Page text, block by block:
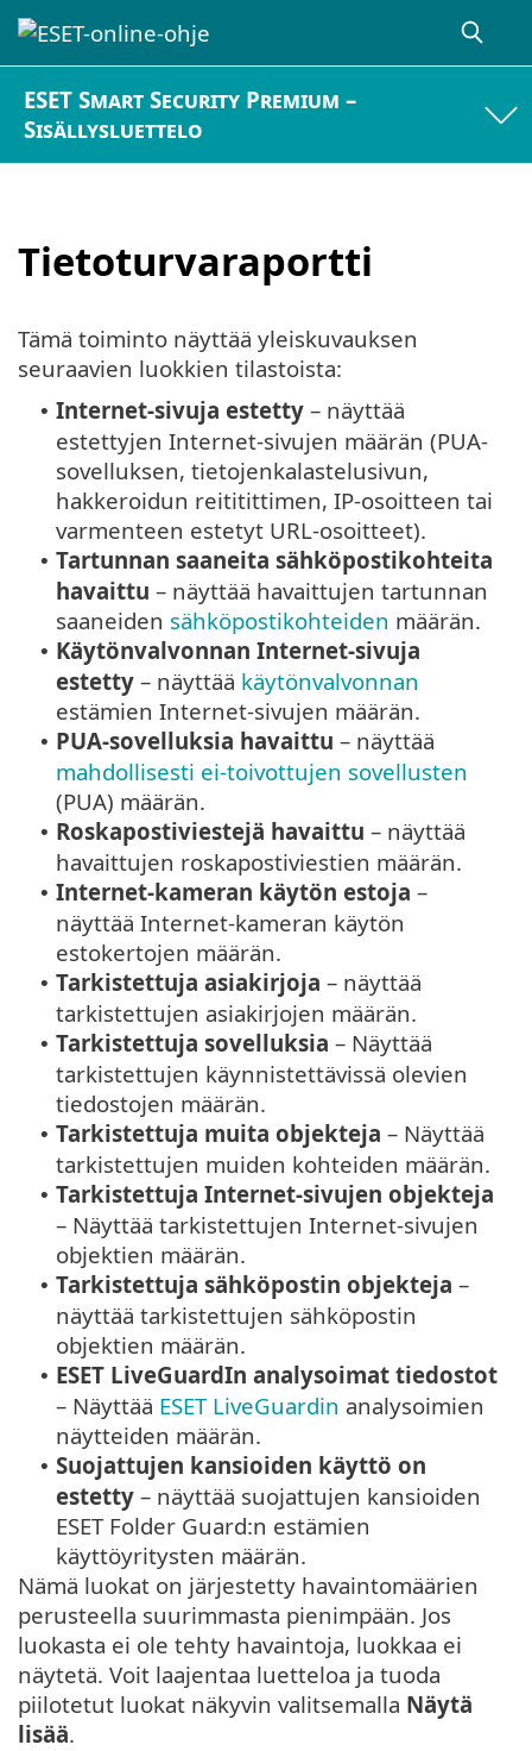
ESET Smart Security Premium –
Sisällysluettelo
Tietoturvaraportti
Tämä toiminto näyttää yleiskuvauksen
seuraavien luokkien tilastoista:
• Internet-sivuja estetty – näyttää
estettyjen Internet-sivujen määrän (PUA-
sovelluksen, tietojenkalastelusivun,
hakkeroidun reititittimen, IP-osoitteen tai
varmenteen estetyt URL-osoitteet).
• Tartunnan saaneita sähköpostikohteita
havaittu – näyttää havaittujen tartunnan
saaneiden sähköpostikohteiden määrän.
• Käytönvalvonnan Internet-sivuja
estetty – näyttää käytönvalvonnan
estämien Internet-sivujen määrän.
• PUA-sovelluksia havaittu – näyttää
mahdollisesti ei-toivottujen sovellusten
(PUA) määrän.
• Roskapostiviestejä havaittu – näyttää
havaittujen roskapostiviestien määrän.
• Internet-kameran käytön estoja –
näyttää Internet-kameran käytön
estokertojen määrän.
• Tarkistettuja asiakirjoja – näyttää
tarkistettujen asiakirjojen määrän.
• Tarkistettuja sovelluksia – Näyttää
tarkistettujen käynnistettävissä olevien
tiedostojen määrän.
• Tarkistettuja muita objekteja – Näyttää
tarkistettujen muiden kohteiden määrän.
• Tarkistettuja Internet-sivujen objekteja
– Näyttää tarkistettujen Internet-sivujen
objektien määrän.
• Tarkistettuja sähköpostin objekteja –
näyttää tarkistettujen sähköpostin
objektien määrän.
• ESET LiveGuardIn analysoimat tiedostot
– Näyttää ESET LiveGuardin analysoimien
näytteiden määrän.
• Suojattujen kansioiden käyttö on
estetty – näyttää suojattujen kansioiden
ESET Folder Guard:n estämien
käyttöyritysten määrän.
Nämä luokat on järjestetty havaintomäärien
perusteella suurimmasta pienimpään. Jos
luokasta ei ole tehty havaintoja, luokkaa ei
näytetä. Voit laajentaa luetteloa ja tuoda
piilotetut luokat näkyvin valitsemalla Näytä
lisää.